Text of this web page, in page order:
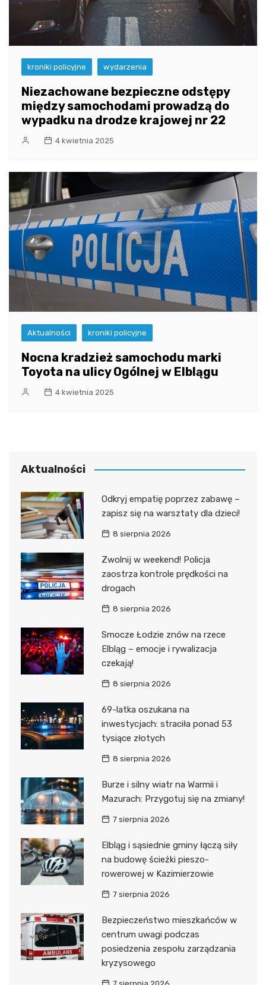
kroniki policyjne wydarzenia
Niezachowane bezpieczne odstępy
między samochodami prowadzą do
wypadku na drodze krajowej nr 22
4 kwietnia 2025
Aktualności kroniki policyjne
Nocna kradzież samochodu marki
Toyota na ulicy Ogólnej w Elblągu
4 kwietnia 2025
Aktualności
Odkryj empatię poprzez zabawę –
zapisz się na warsztaty dla dzieci!
8 sierpnia 2026
Zwolnij w weekend! Policja
zaostrza kontrole prędkości na
drogach
8 sierpnia 2026
Smocze Łodzie znów na rzece
Elbląg – emocje i rywalizacja
czekają!
8 sierpnia 2026
69-latka oszukana na
inwestycjach: straciła ponad 53
tysiące złotych
8 sierpnia 2026
Burze i silny wiatr na Warmii i
Mazurach: Przygotuj się na zmiany!
7 sierpnia 2026
Elbląg i sąsiednie gminy łączą siły
na budowę ścieżki pieszo-
rowerowej w Kazimierzowie
7 sierpnia 2026
Bezpieczeństwo mieszkańców w
centrum uwagi podczas
posiedzenia zespołu zarządzania
kryzysowego